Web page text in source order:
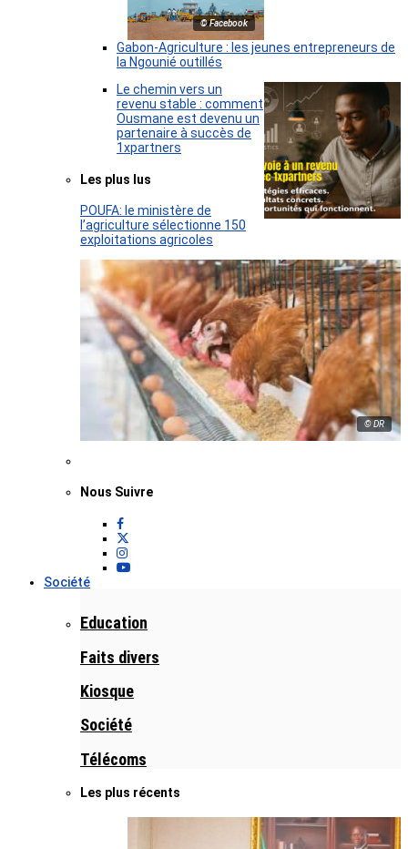
© Facebook
Gabon-Agriculture : les jeunes entrepreneurs de
la Ngounié outillés
Le chemin vers un
revenu stable : comment
Ousmane est devenu un
partenaire à succès de
1xpartners
Les plus lus
POUFA: le ministère de
l’agriculture sélectionne 150
exploitations agricoles
© DR
Nous Suivre
Société
Education
Faits divers
Kiosque
Société
Télécoms
Les plus récents